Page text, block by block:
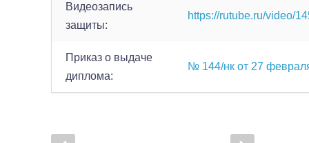
Видеозапись
защиты:
https://rutube.ru/video/
Приказ о выдаче
диплома:
№ 144/нк от 27